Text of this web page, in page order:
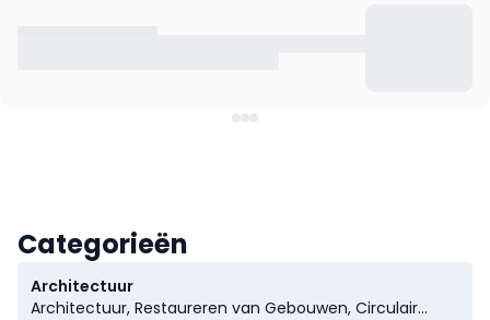
Categorieën
Architectuur
Architectuur, Restaureren van Gebouwen, Circulair